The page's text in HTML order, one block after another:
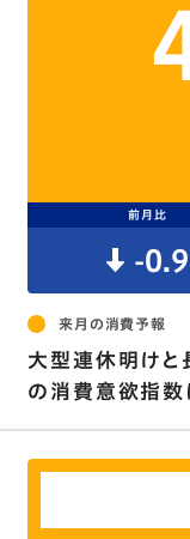
前月比
-0.9
来月の消費予報
大型連休明けと
の消費意欲指